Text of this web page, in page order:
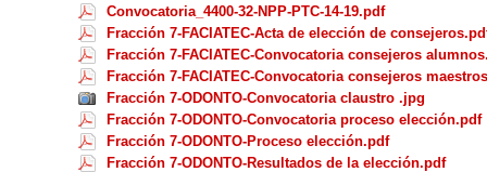
Convocatoria_4400-32-NPP-PTC-14-19.pdf
Fracción 7-FACIATEC-Acta de elección de
Fracción 7-FACIATEC-Convocatoria consejeros
Fracción 7-FACIATEC-Convocatoria consejeros
Fracción 7-ODONTO-Convocatoria claustro .jpg
Fracción 7-ODONTO-Convocatoria proceso elección.pdf
Fracción 7-ODONTO-Proceso elección.pdf
Fracción 7-ODONTO-Resultados de la elección.pdf